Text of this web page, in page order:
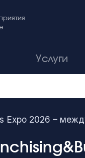
Услуги
Expo 2026 –